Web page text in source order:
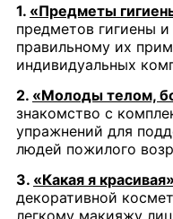
1. «Предметы
предметов гигиены
правильному их
индивидуальных
2. «Молоды телом,
знакомство с
упражнений для
людей пожилого
3. «Какая я красивая»
декоративной
легкому макияжу